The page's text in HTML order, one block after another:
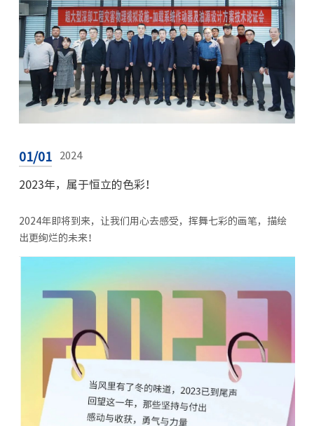
01/01 2024
2023年，属于恒立的色彩！
2024年即将到来，让我们用心去感受，挥舞七彩的画笔，描绘
出更绚烂的未来！